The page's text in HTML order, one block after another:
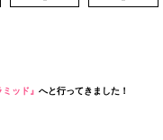
ッド』 へと行ってきました！